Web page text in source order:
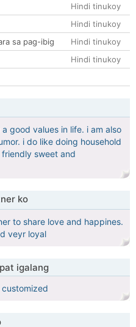
Hindi tinukoy
Hindi tinukoy
sa pag-ibig
Hindi tinukoy
Hindi tinukoy
good values in life. i am also
i do like doing household
sweet and
ko
to share love and happines.
veyr loyal
igalang